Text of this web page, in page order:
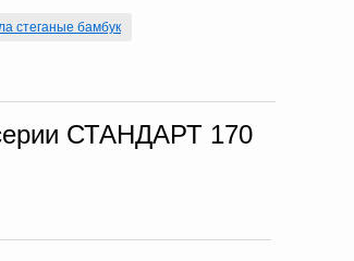
стеганые бамбук
СТАНДАРТ 170